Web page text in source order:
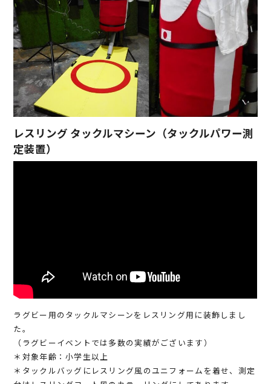
レスリング タックルマシーン（タックルパワー測
定装置）
ラグビー用のタックルマシーンをレスリング用に装飾しまし
た。
（ラグビーイベントでは多数の実績がございます）
＊対象年齢：小学生以上
＊タックルバッグにレスリング風のユニフォームを着せ、測定